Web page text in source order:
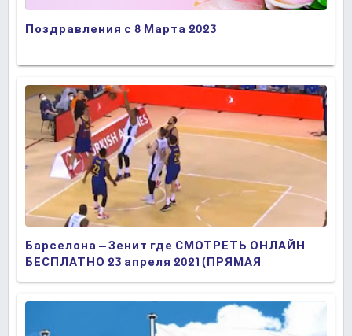
Поздравления с 8 Марта 2023
Барселона – Зенит где СМОТРЕТЬ ОНЛАЙН
БЕСПЛАТНО 23 апреля 2021 (ПРЯМАЯ
ТРАНСЛЯЦИЯ) в 22:00 МСК.